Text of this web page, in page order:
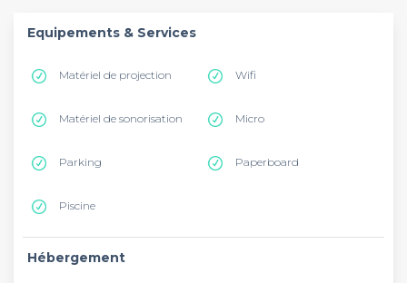
Equipements & Services
Matériel de projection Wifi
Matériel de sonorisation Micro
Parking Paperboard
Piscine
Hébergement